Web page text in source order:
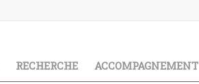
RECHERCHE ACCOMPAGNEMENT